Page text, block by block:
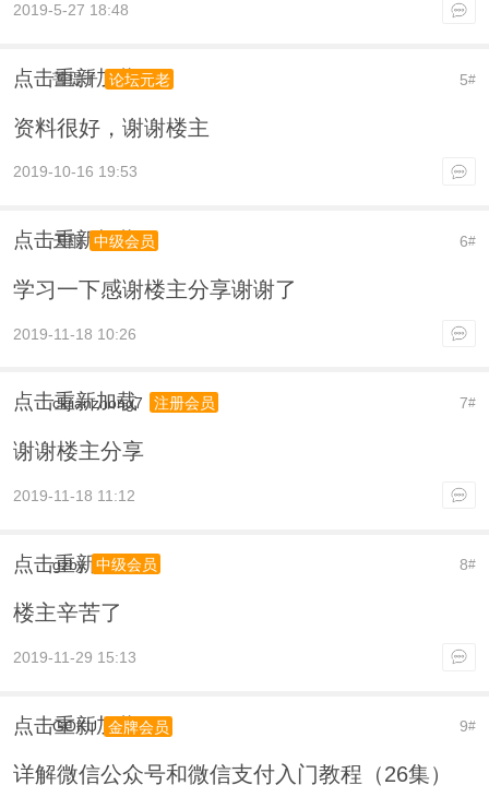
2019-5-27 18:48
点击重新加载 5#
菩提子 论坛元老
资料很好，谢谢楼主
2019-10-16 19:53
点击重新加载 6#
天雨 中级会员
学习一下感谢楼主分享谢谢了
2019-11-18 10:26
点击重新加载 7#
ckjianzhong7 注册会员
谢谢楼主分享
2019-11-18 11:12
点击重新加载 8#
gzby 中级会员
楼主辛苦了
2019-11-29 15:13
点击重新加载 9#
GOKU 金牌会员
详解微信公众号和微信支付入门教程（26集）